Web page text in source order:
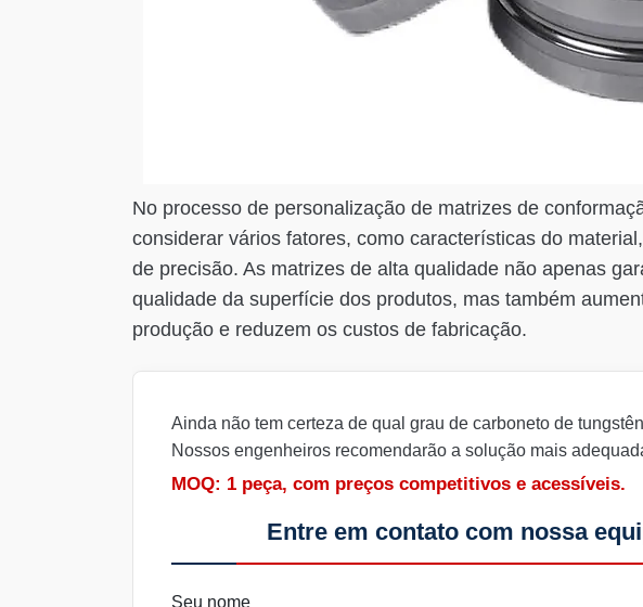
No processo de personalização de matrizes de
considerar vários fatores, como características do
de precisão. As matrizes de alta qualidade não apenas
qualidade da superfície dos produtos, mas também
produção e reduzem os custos de fabricação.
Ainda não tem certeza de qual grau de carboneto de
Nossos engenheiros recomendarão a solução mais
MOQ: 1 peça, com preços competitivos e acessíveis.
Entre em contato com nossa
Seu nome